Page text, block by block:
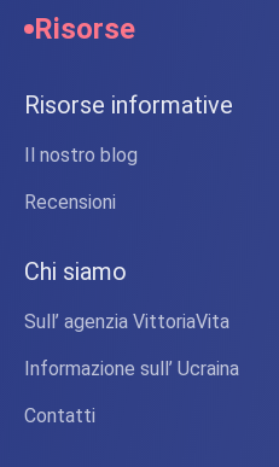
Risorse
Risorse informative
Il nostro blog
Recensioni
Chi siamo
Sull’ agenzia VittoriaVita
Informazione sull’ Ucraina
Contatti